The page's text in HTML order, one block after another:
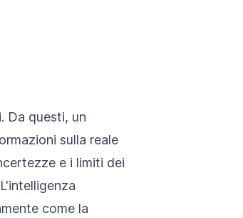
Da questi, un
sulla reale
e i limiti dei
come la